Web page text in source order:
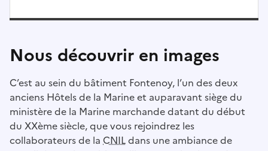
Nous découvrir en images
C’est au sein du bâtiment Fontenoy, l’un des deux
anciens Hôtels de la Marine et auparavant siège du
ministère de la Marine marchande datant du début
du XXème siècle, que vous rejoindrez les
collaborateurs de la CNILdans une ambiance de